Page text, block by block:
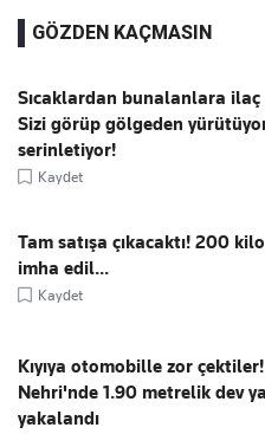
GÖZDEN KAÇMASIN
Sıcaklardan bunalanlara
Sizi görüp gölgeden
serinletiyor!
Kaydet
Tam satışa çıkacaktı! 200
imha edil...
Kaydet
Kıyıya otomobille zor
Nehri'nde 1.90 metrelik dev
yakalandı